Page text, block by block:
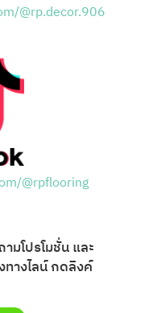
@rp.decor.906
@rpflooring
มโปรโมชั่น และ
ทางไลน์ กดลิงค์